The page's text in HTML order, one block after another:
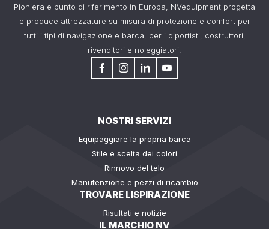
Pioniera e punto di riferimento in Europa, NVequipment progetta
e produce attrezzature su misura di protezione e comfort per
tutti i tipi di navigazione e barca, per i diportisti, costruttori,
rivenditori e noleggiatori.
NOSTRI SERVIZI
Equipaggiare la propria barca
Stile e scelta dei colori
Rinnovo del telo
Manutenzione e pezzi di ricambio
TROVARE LISPIRAZIONE
Risultati e notizie
IL MARCHIO NV